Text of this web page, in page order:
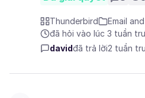
Thunderbird
Email
đã hỏi vào lúc 3 tuần
davidđã trả lời2 tuần